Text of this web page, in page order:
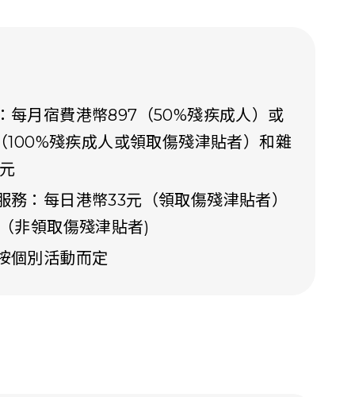
每月宿費港幣897（50%殘疾成人）或
100%殘疾成人或領取傷殘津貼者）和雜
務：每日港幣33元（領取傷殘津貼者）
非領取傷殘津貼者)
個別活動而定